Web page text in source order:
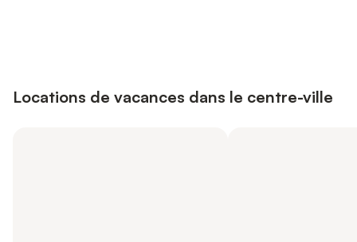
Locations de vacances dans le centre-ville